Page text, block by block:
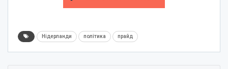
Нідерланди політика прайд